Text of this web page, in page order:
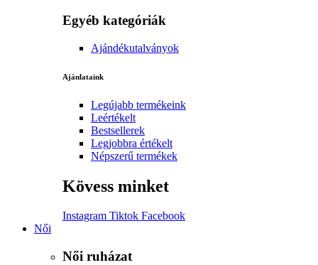
Egyéb kategóriák
Ajándékutalványok
Ajánlataink
Legújabb termékeink
Leértékelt
Bestsellerek
Legjobbra értékelt
Népszerű termékek
Kövess minket
Instagram Tiktok Facebook
Női
Női ruházat